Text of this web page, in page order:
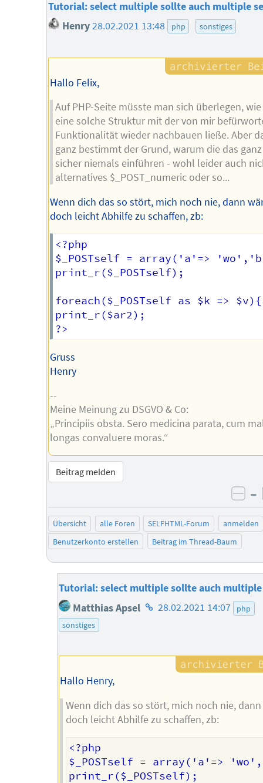
Tutorial: select multiple sollte auch multiple
Henry28.02.2021 13:48 php sonstiges
Hallo Felix,
Auf PHP-Seite müsste man sich überlegen,
eine solche Struktur mit der von mir
Funktionalität wieder nachbauen ließe. Aber
ganz bestimmt der Grund, warum die das ganz
sicher niemals einführen - wohl leider auch
alternatives $_POST_numeric oder so...
Wenn dich das so stört, mich noch nie, dann
doch leicht Abhilfe zu schaffen, zb:
<?php
$_POSTself = array('a'=>
print_r($_POSTself);
foreach($_POSTself as $k =>
print_r($ar2);
Gruss
Henry
--
Meine Meinung zu DSGVO & Co:
„Principiis obsta. Sero medicina parata, cum
longas convaluere moras.“
Beitrag melden
–
Übersicht alle Foren SELFHTML-Forum
anmelden
Benutzerkonto erstellen
Beitrag im Thread-Baum
Tutorial: select multiple sollte auch multiple
Matthias Apsel Homepage
28.02.2021 14:07
php
sonstiges
Hallo Henry,
Wenn dich das so stört, mich noch nie,
doch leicht Abhilfe zu schaffen, zb:
<?php
$_POSTself = array('a'=>
print_r($_POSTself);